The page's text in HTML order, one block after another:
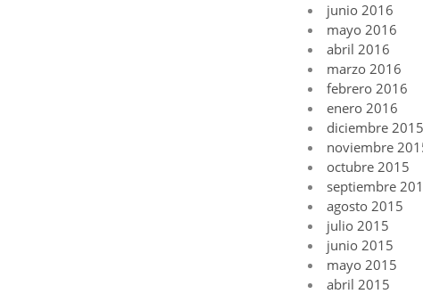
junio 2016
mayo 2016
abril 2016
marzo 2016
febrero 2016
enero 2016
diciembre 2015
noviembre
octubre 2015
septiembre
agosto 2015
julio 2015
junio 2015
mayo 2015
abril 2015